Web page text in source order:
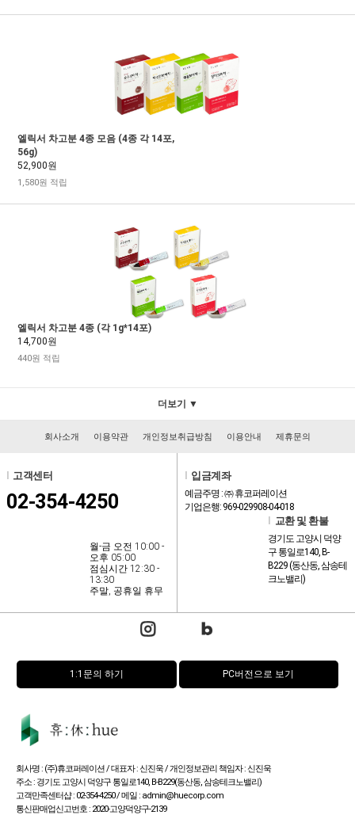
엘릭서 차고분 4종 모음 (4종 각 14포,
56g)
52,900원
1,580원 적립
엘릭서 차고분 4종 (각 1g*14포)
14,700원
440원 적립
더보기 ▼
회사소개 이용약관 개인정보취급방침 이용안내 제휴문의
고객센터
02-354-4250
월-금 오전 10:00 -
오후 05:00
점심시간 12:30 -
13:30
주말, 공휴일 휴무
입금계좌
예금주명 : ㈜ 휴코퍼레이션
기업은행: 969-029908-04-018
교환 및 환불
경기도 고양시 덕양
구 통일로140, B-
B229 (동산동, 삼송테
크노밸리)
1:1문의 하기 PC버전으로 보기
회사명 : (주)휴코퍼레이션 / 대표자 : 신진욱 / 개인정보관리 책임자 : 신진욱
주소 : 경기도 고양시 덕양구 통일로140, B-B229(동산동, 삼송테크노밸리)
고객만족센터샵 : 02-354-4250 / 메일 : admin@huecorp.com
통신판매업신고번호 : 2020-고양덕양구-2139